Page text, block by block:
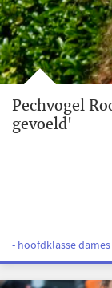
Pechvogel
gevoeld'
- hoofdklasse dames